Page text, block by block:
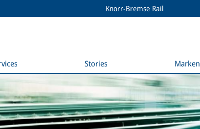
Knorr-Bremse Rail
Stories Marken